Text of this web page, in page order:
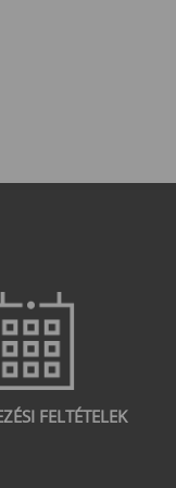
FELTÉTELEK